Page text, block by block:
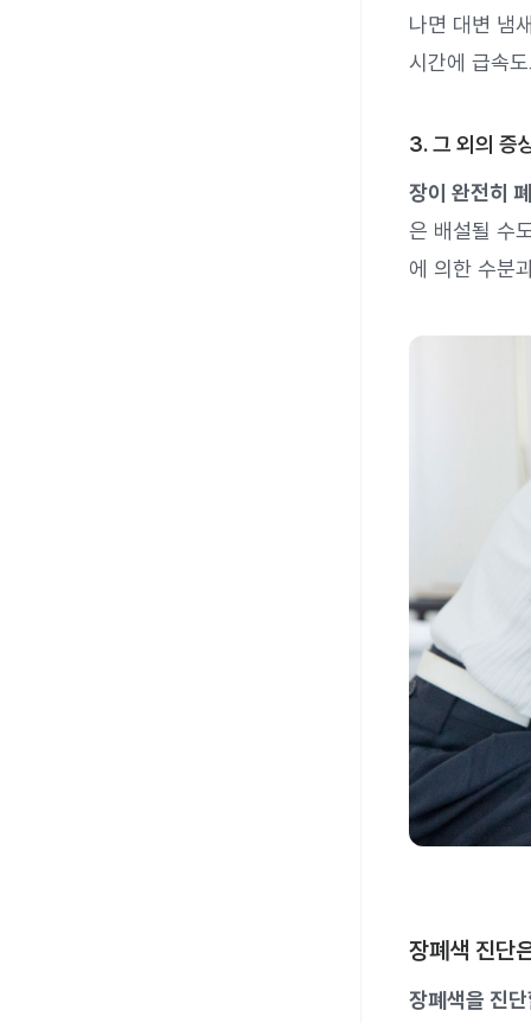
나면 대변 냄
시간에 급속
3. 그 외의 증
장이 완전히
은 배설될 수
에 의한 수분
장폐색 진단
장폐색을 진